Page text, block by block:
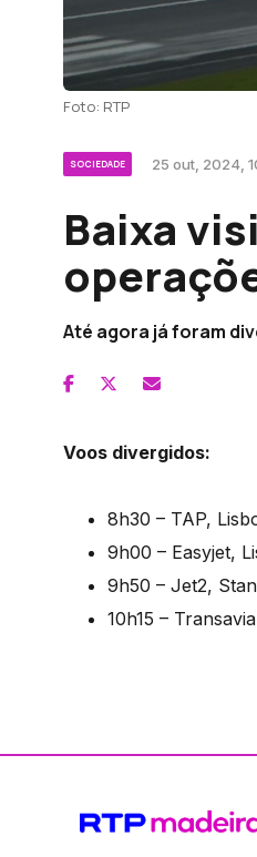
Foto: RTP
SOCIEDADE 25 out, 2024,
Baixa
Até agora já foram
Voos divergidos:
8h30 – TAP,
9h00 – Easyjet,
9h50 – Jet2,
10h15 –